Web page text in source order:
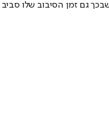
באיחור אופנתי של אלפית שנייה, כשבכך גם